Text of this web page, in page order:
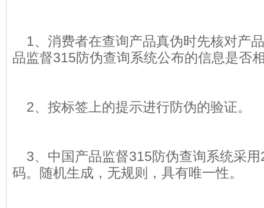
1、消费者在查询产品真伪时先核对产
品监督315防伪查询系统公布的信息是否
2、按标签上的提示进行防伪的验证。
3、中国产品监督315防伪查询系统采用
码。随机生成，无规则，具有唯一性。